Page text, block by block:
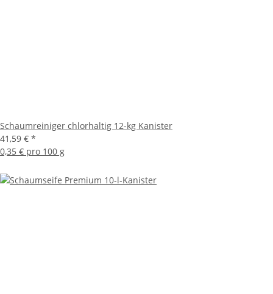
Schaumreiniger chlorhaltig 12-kg Kanister
41,59 € *
0,35 € pro 100 g